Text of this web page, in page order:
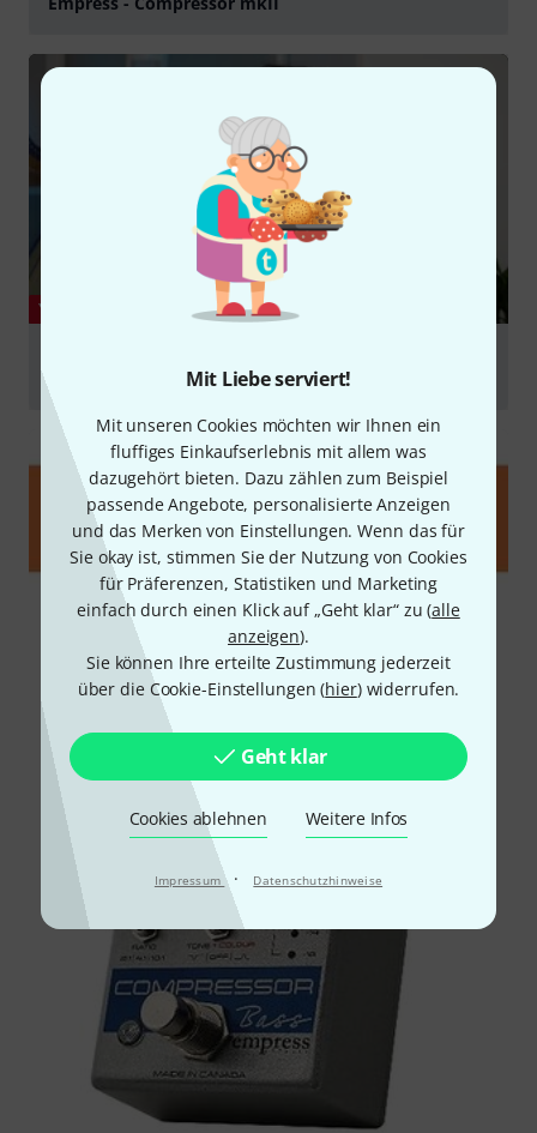
Mit Liebe serviert!
Mit unseren Cookies möchten wir Ihnen ein
fluffiges Einkaufserlebnis mit allem was
dazugehört bieten. Dazu zählen zum Beispiel
passende Angebote, personalisierte Anzeigen
und das Merken von Einstellungen. Wenn das für
Sie okay ist, stimmen Sie der Nutzung von Cookies
für Präferenzen, Statistiken und Marketing
einfach durch einen Klick auf „Geht klar“ zu (alle
anzeigen).
Sie können Ihre erteilte Zustimmung jederzeit
über die Cookie-Einstellungen (hier) widerrufen.
Geht klar
Cookies ablehnen Weitere Infos
Impressum · Datenschutzhinweise
YOUTUBE
abspielen